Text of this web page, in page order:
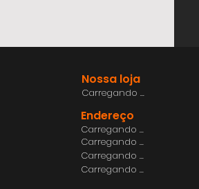
Nossa loja
Carregando ...
Endereço
Carregando ...
Carregando ...
Carregando ...
Carregando ...